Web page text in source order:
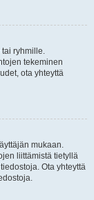
ryhmille.
tekeminen
ota yhteyttä
mukaan.
liittämistä tietyllä
Ota yhteyttä